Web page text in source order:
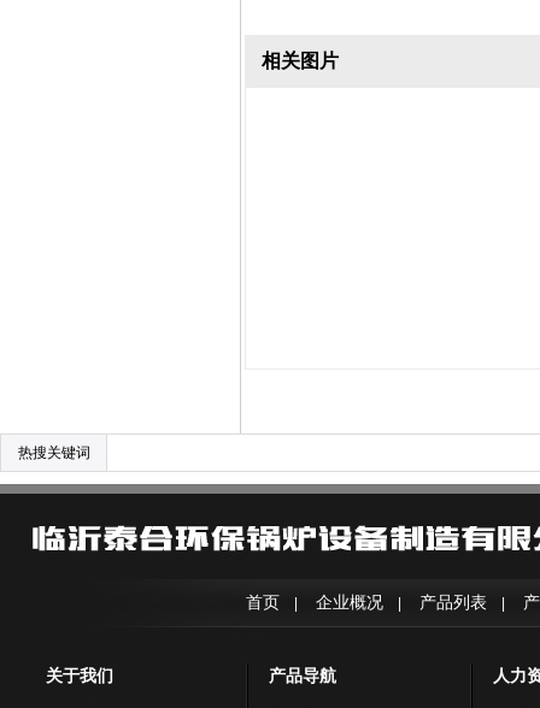
相关图片
热搜关键词
首页 企业概况| 产品列表
关于我们 产品导航 人力